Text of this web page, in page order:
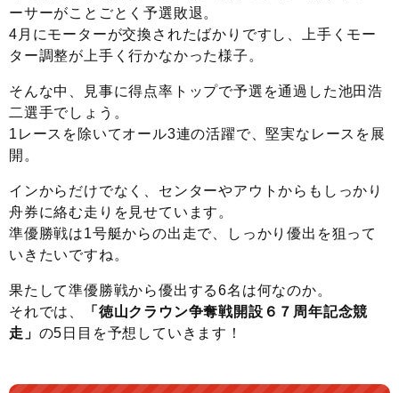
ーサーがことごとく予選敗退。
4月にモーターが交換されたばかりですし、上手くモー
ター調整が上手く行かなかった様子。
そんな中、見事に得点率トップで予選を通過した池田浩
二選手でしょう。
1レースを除いてオール3連の活躍で、堅実なレースを展
開。
インからだけでなく、センターやアウトからもしっかり
舟券に絡む走りを見せています。
準優勝戦は1号艇からの出走で、しっかり優出を狙って
いきたいですね。
果たして準優勝戦から優出する6名は何なのか。
それでは、
「徳山クラウン争奪戦開設６７周年記念競
走」 の5日目を予想していきます！